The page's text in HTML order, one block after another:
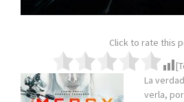
Click to rate this
La
verla,